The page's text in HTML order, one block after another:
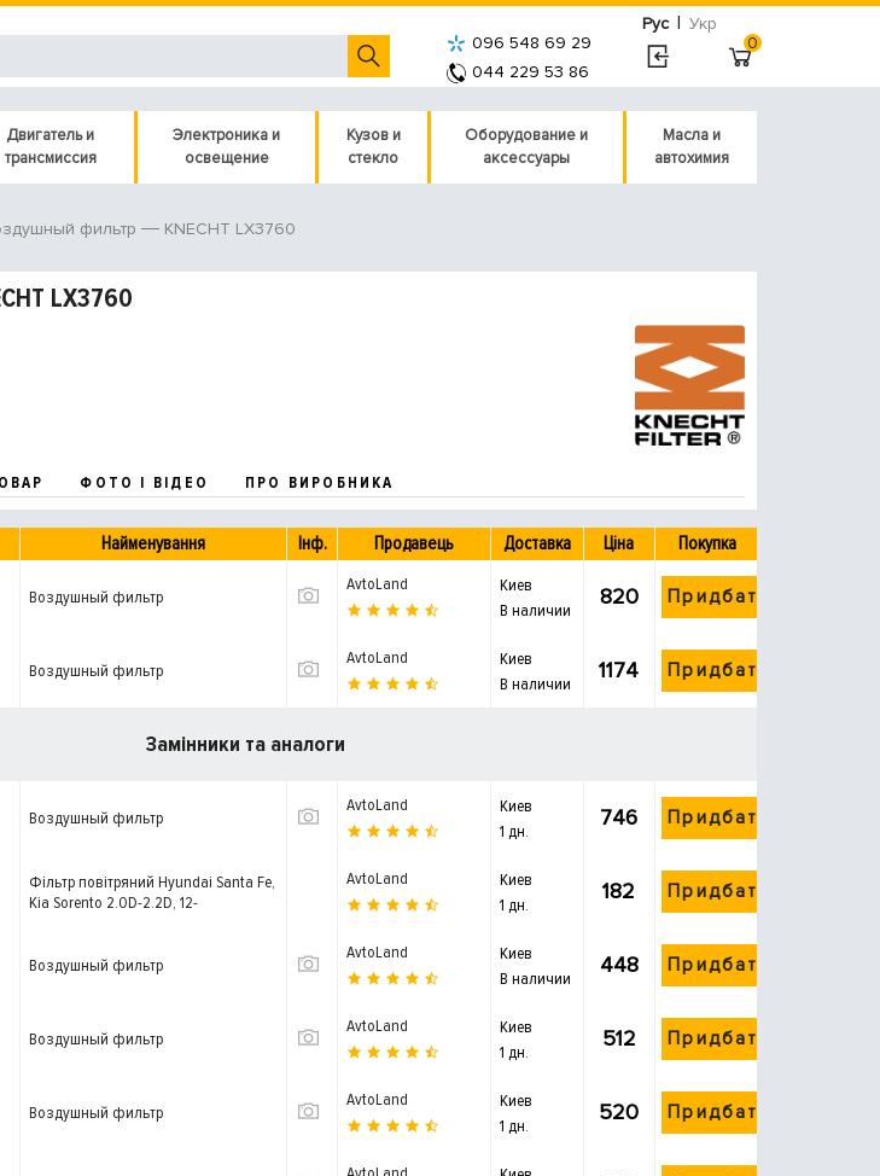
Рус | Укр
096 548 69 29
044 229 53 86
0
Двигатель и
трансмиссия
Электроника и
освещение
Кузов и
стекло
Оборудование и
аксессуары
Масла и
автохимия
фильтр KNECHT LX3760
LX3760
ФОТО І ВІДЕО ПРО ВИРОБНИКА
Найменування Інф. Продавець Доставка Ціна Покупка
Воздушный фильтр
AvtoLand
Киев
В наличии
820 Придбати
Воздушный фильтр
AvtoLand
Киев
В наличии
1174 Придбати
Замінники та аналоги
Воздушный фильтр
AvtoLand
Киев
1 дн.
746 Придбати
Фільтр повітряний Hyundai Santa Fe,
Kia Sorento 2.0D-2.2D, 12-
AvtoLand
Киев
1 дн.
182 Придбати
Воздушный фильтр
AvtoLand
Киев
В наличии
448 Придбати
Воздушный фильтр
AvtoLand
Киев
1 дн.
512 Придбати
Воздушный фильтр
AvtoLand
Киев
1 дн.
520 Придбати